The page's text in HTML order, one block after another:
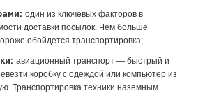
один из ключевых факторов в
доставки посылок. Чем больше
обойдется транспортировка;
авиационный транспорт — быстрый и
коробку с одеждой или компьютер из
Транспортировка техники наземным